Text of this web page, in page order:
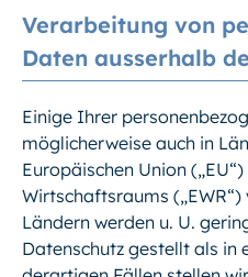
Verarbeitung von
Daten ausserhalb
Einige Ihrer
möglicherweise auch in
Europäischen Union
Wirtschaftsraums
Ländern werden u. U.
Datenschutz gestellt als in